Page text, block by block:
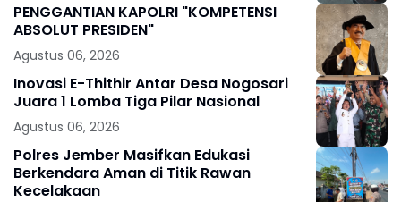
PENGGANTIAN KAPOLRI "KOMPETENSI
ABSOLUT PRESIDEN"
Agustus 06, 2026
Inovasi E-Thithir Antar Desa Nogosari
Juara 1 Lomba Tiga Pilar Nasional
Agustus 06, 2026
Polres Jember Masifkan Edukasi
Berkendara Aman di Titik Rawan
Kecelakaan